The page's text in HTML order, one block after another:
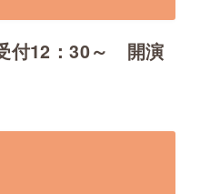
付12：30～ 開演